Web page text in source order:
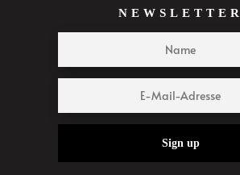
NEWSLETTER
Sign up